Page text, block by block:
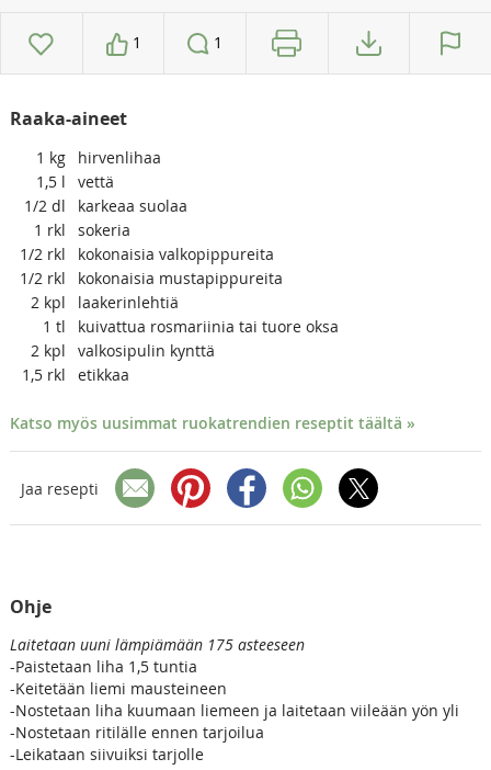
1 1
Raaka-aineet
1 kg
hirvenlihaa
1,5 l
vettä
1/2 dl
karkeaa suolaa
1 rkl
sokeria
1/2 rkl
kokonaisia valkopippureita
1/2 rkl
kokonaisia mustapippureita
2 kpl
laakerinlehtiä
1 tl
kuivattua rosmariinia tai tuore oksa
2 kpl
valkosipulin kynttä
1,5 rkl etikkaa
Katso myös uusimmat ruokatrendien reseptit täältä »
Jaa resepti
Ohje
Laitetaan uuni lämpiämään 175 asteeseen
-Paistetaan liha 1,5 tuntia
-Keitetään liemi mausteineen
-Nostetaan liha kuumaan liemeen ja laitetaan viileään yön yli
-Nostetaan ritilälle ennen tarjoilua
-Leikataan siivuiksi tarjolle